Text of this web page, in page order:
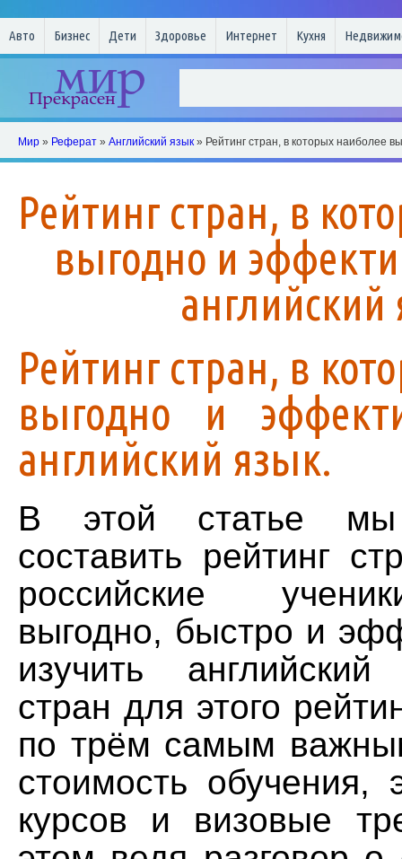
Авто Бизнес Дети Здоровье Интернет Кухня
Мир » Реферат » Английский язык » Рейтинг стран, в которых наиболее
Рейтинг стран, в
выгодно и
английский
Рейтинг стран, в
выгодно и
английский язык.
В этой статье мы
составить рейтинг
российские
выгодно, быстро и
изучить
стран для этого
по трём самым
стоимость обучения,
курсов и визовые